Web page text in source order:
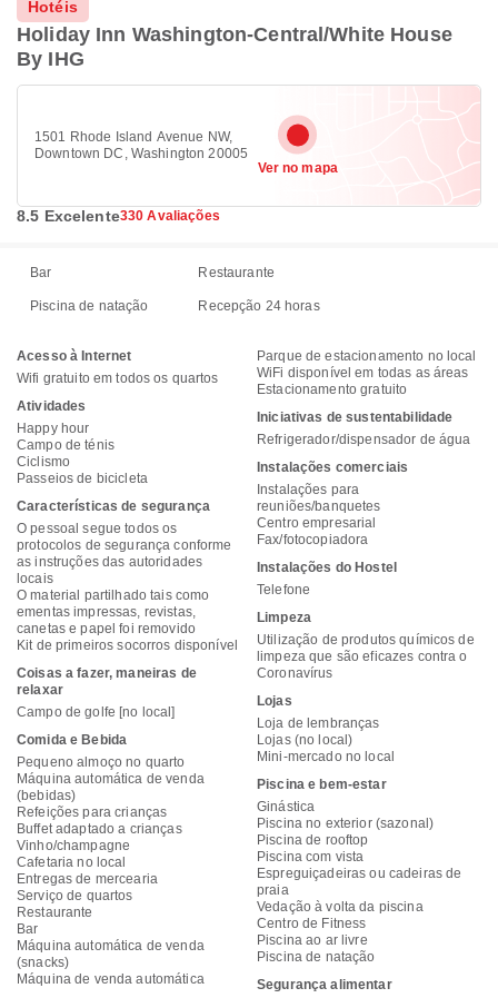
Hotéis
Holiday Inn Washington-Central/White House
By IHG
1501 Rhode Island Avenue NW,
Downtown DC, Washington 20005
Ver no mapa
8.5 Excelente330 Avaliações
Bar Restaurante
Piscina de natação Recepção 24 horas
Acesso à Internet
Wifi gratuito em todos os quartos
Atividades
Happy hour
Campo de ténis
Ciclismo
Passeios de bicicleta
Características de segurança
O pessoal segue todos os
protocolos de segurança conforme
as instruções das autoridades
locais
O material partilhado tais como
ementas impressas, revistas,
canetas e papel foi removido
Kit de primeiros socorros disponível
Coisas a fazer, maneiras de
relaxar
Campo de golfe [no local]
Comida e Bebida
Pequeno almoço no quarto
Máquina automática de venda
(bebidas)
Refeições para crianças
Buffet adaptado a crianças
Vinho/champagne
Cafetaria no local
Entregas de mercearia
Serviço de quartos
Restaurante
Bar
Máquina automática de venda
(snacks)
Máquina de venda automática
Parque de estacionamento no local
WiFi disponível em todas as áreas
Estacionamento gratuito
Iniciativas de sustentabilidade
Refrigerador/dispensador de água
Instalações comerciais
Instalações para
reuniões/banquetes
Centro empresarial
Fax/fotocopiadora
Instalações do Hostel
Telefone
Limpeza
Utilização de produtos químicos de
limpeza que são eficazes contra o
Coronavírus
Lojas
Loja de lembranças
Lojas (no local)
Mini-mercado no local
Piscina e bem-estar
Ginástica
Piscina no exterior (sazonal)
Piscina de rooftop
Piscina com vista
Espreguiçadeiras ou cadeiras de
praia
Vedação à volta da piscina
Centro de Fitness
Piscina ao ar livre
Piscina de natação
Segurança alimentar